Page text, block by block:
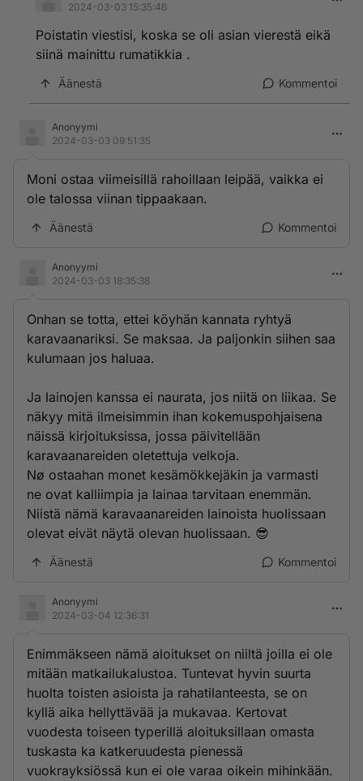
2024-03-03 15:35:46
Poistatin viestisi, koska se oli asian vierestä eikä
siinä mainittu rumatikkia .
Äänestä Kommentoi
Anonyymi
2024-03-03 09:51:35
Moni ostaa viimeisillä rahoillaan leipää, vaikka ei
ole talossa viinan tippaakaan.
Äänestä Kommentoi
Anonyymi
2024-03-03 18:35:38
Onhan se totta, ettei köyhän kannata ryhtyä
karavaanariksi. Se maksaa. Ja paljonkin siihen saa
kulumaan jos haluaa.
Ja lainojen kanssa ei naurata, jos niitä on liikaa. Se
näkyy mitä ilmeisimmin ihan kokemuspohjaisena
näissä kirjoituksissa, jossa päivitellään
karavaanareiden oletettuja velkoja.
Nø ostaahan monet kesämökkejäkin ja varmasti
ne ovat kalliimpia ja lainaa tarvitaan enemmän.
Niistä nämä karavaanareiden lainoista huolissaan
olevat eivät näytä olevan huolissaan. 😎
Äänestä Kommentoi
Anonyymi
2024-03-04 12:36:31
Enimmäkseen nämä aloitukset on niiltä joilla ei ole
mitään matkailukalustoa. Tuntevat hyvin suurta
huolta toisten asioista ja rahatilanteesta, se on
kyllä aika hellyttävää ja mukavaa. Kertovat
vuodesta toiseen typerillä aloituksillaan omasta
tuskasta ka katkeruudesta pienessä
vuokrayksiössä kun ei ole varaa oikein mihinkään.